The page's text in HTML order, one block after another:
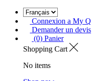
Connexion a My Q
Demander un devis
(0) Panier
Shopping Cart
No items